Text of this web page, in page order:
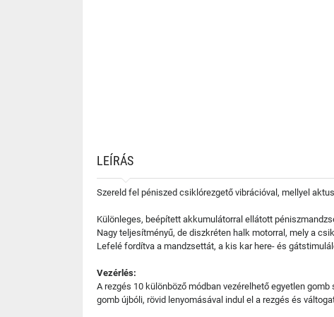
LEÍRÁS
Szereld fel péniszed csiklórezgető vibrációval, mellyel
Különleges, beépített akkumulátorral ellátott
Nagy teljesítményű, de diszkréten halk motorral, mely a
Lefelé fordítva a mandzsettát, a kis kar here- és
Vezérlés:
A rezgés 10 különböző módban vezérelhető egyetlen
gomb újbóli, rövid lenyomásával indul el a rezgés és